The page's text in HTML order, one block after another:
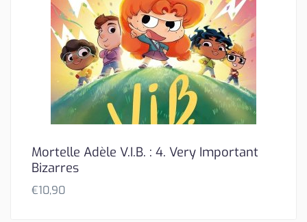
Mortelle Adèle V.I.B. : 4. Very Important
Bizarres
€10,90